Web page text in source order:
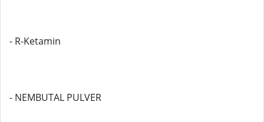
- R-Ketamin
- NEMBUTAL PULVER